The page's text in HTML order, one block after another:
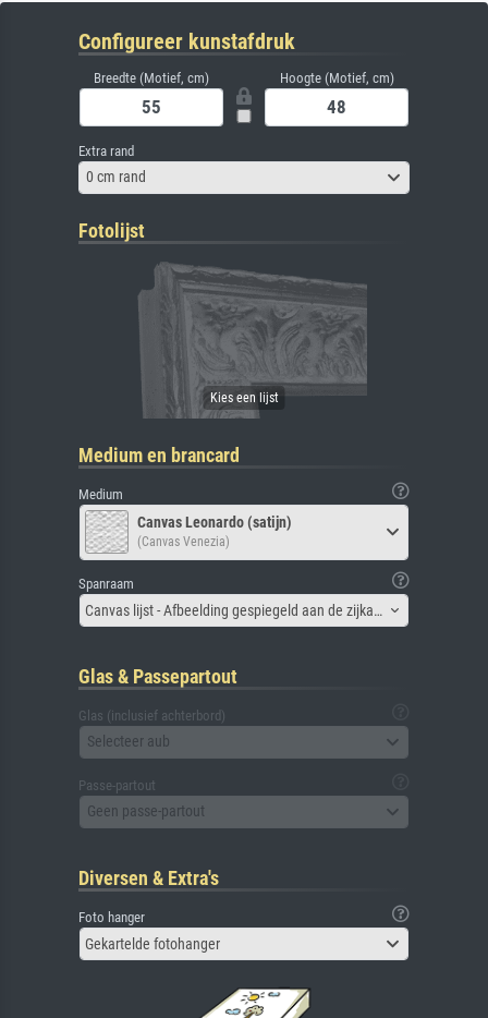
Configureer kunstafdruk
Breedte (Motief, cm) Hoogte (Motief, cm)
Extra rand
0 cm rand
Fotolijst
Medium en brancard
Medium
Canvas Leonardo (satijn)
(Canvas Venezia)
Spanraam
Canvas lijst - Afbeelding gespiegeld aan de zijkant
Glas & Passepartout
Glas (inclusief achterbord)
Selecteer aub
Passe-partout
Geen passe-partout
Diversen & Extra's
Foto hanger
Gekartelde fotohanger